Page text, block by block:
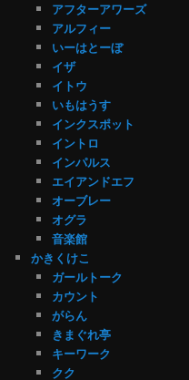
アフターアワーズ
アルフィー
いーはとーぼ
イザ
イトウ
いもはうす
インクスポット
イントロ
インパルス
エイアンドエフ
オーブレー
オグラ
音楽館
かきくけこ
ガールトーク
カウント
がらん
きまぐれ亭
キーワーク
クク